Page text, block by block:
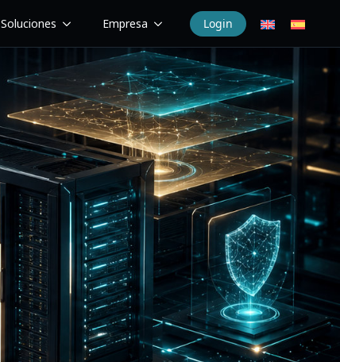
Soluciones Empresa Login